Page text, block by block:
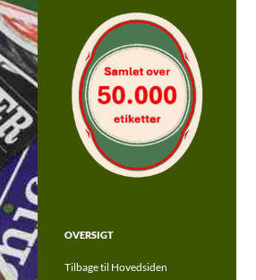
OVERSIGT
Tilbage til Hovedsiden